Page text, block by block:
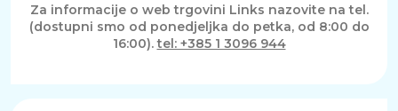
Za informacije o web trgovini Links nazovite na tel.
(dostupni smo od ponedjeljka do petka, od 8:00 do
16:00).tel: +385 1 3096 944